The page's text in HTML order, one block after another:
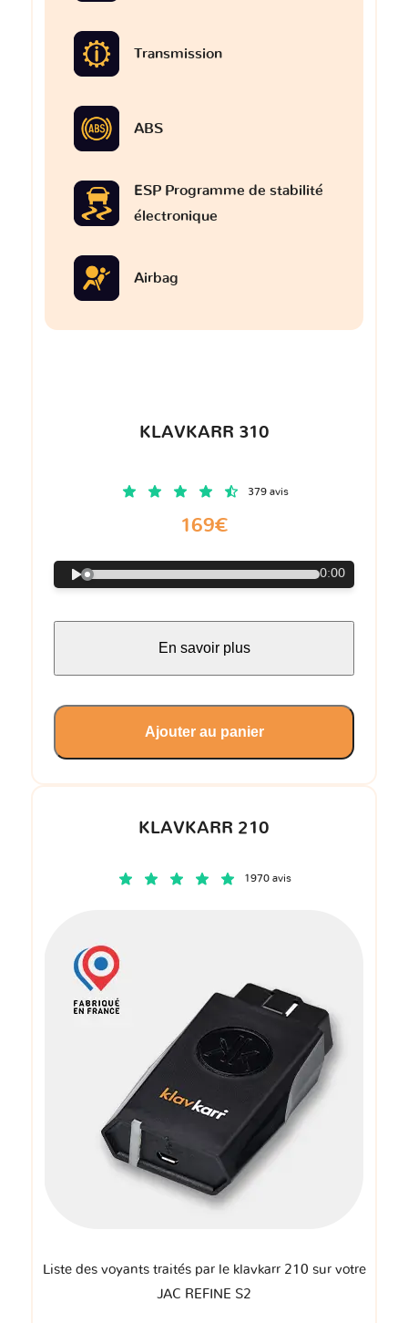
KLAVKARR 210
1970 avis
Liste des voyants traités par le klavkarr 210 sur votre
JAC REFINE S2
Transmission
ABS
ESP Programme de stabilité
électronique
Airbag
KLAVKARR 310
379 avis
169€
0:00
En savoir plus
Ajouter au panier